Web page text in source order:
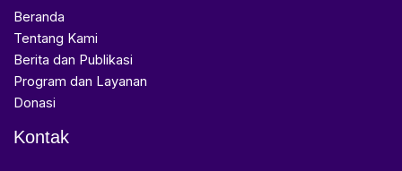
Beranda
Tentang Kami
Berita dan Publikasi
Program dan Layanan
Donasi
Kontak